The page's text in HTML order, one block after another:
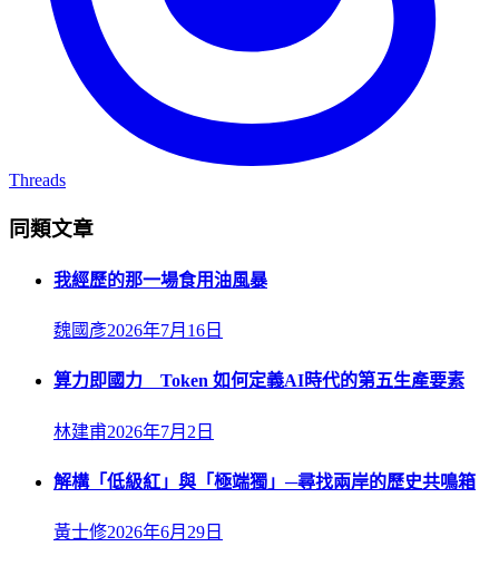
Threads
同類文章
我經歷的那一場食用油風暴
魏國彥2026年7月16日
算力即國力 Token 如何定義AI時代的第五生產要素
林建甫2026年7月2日
解構「低級紅」與「極端獨」─尋找兩岸的歷史共鳴箱
黃士修2026年6月29日